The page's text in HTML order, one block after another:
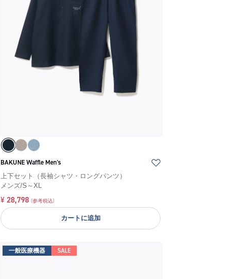
BAKUNE Waffle Men's
上下セット（長袖シャツ・ロングパンツ）
メンズ/S～XL
¥28,798 (参考税込)
カートに追加
一般医療機器 SALE